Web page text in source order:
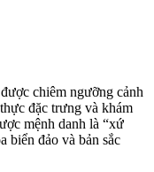
chiêm ngưỡng cảnh
đặc trưng và khám
mệnh danh là “xứ
biển đảo và bản sắc